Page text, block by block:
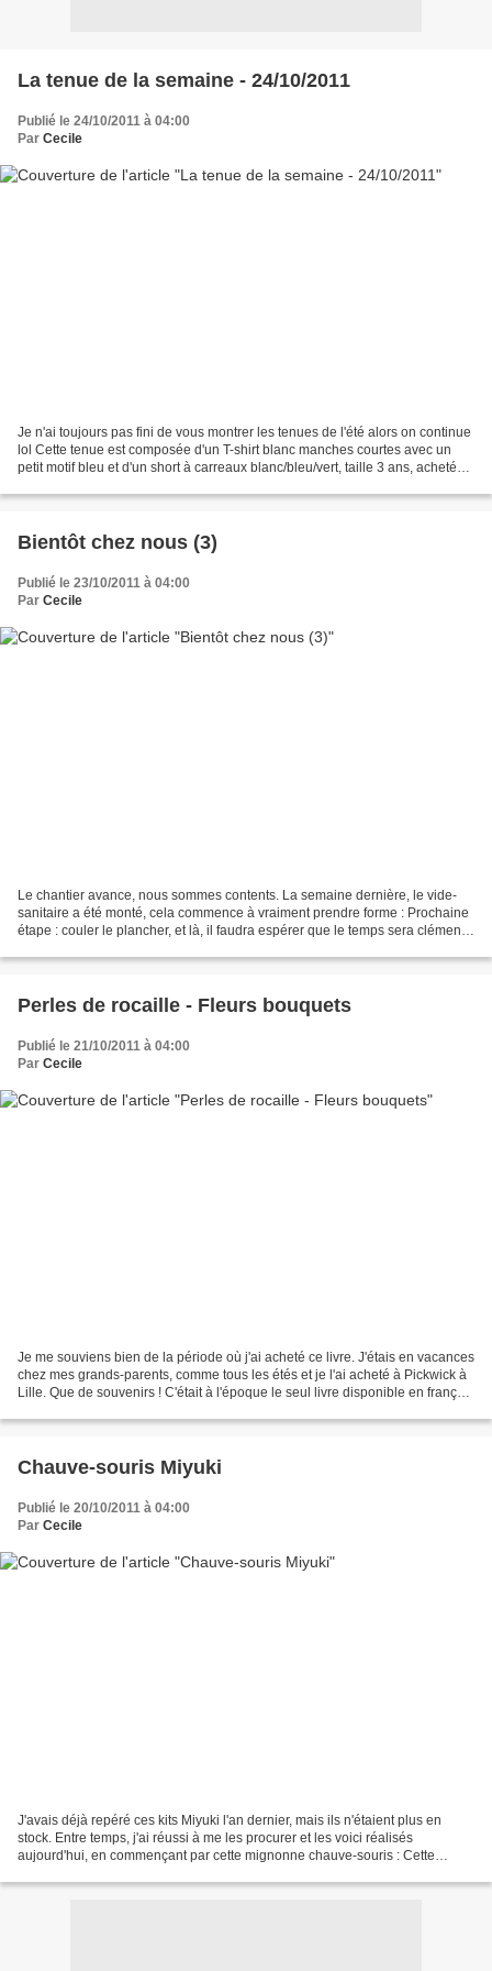
La tenue de la semaine - 24/10/2011
Publié le 24/10/2011 à 04:00
Par Cecile
Je n'ai toujours pas fini de vous montrer les tenues de l'été alors on continue
lol Cette tenue est composée d'un T-shirt blanc manches courtes avec un
petit motif bleu et d'un short à carreaux blanc/bleu/vert, taille 3 ans, acheté
Bientôt chez nous (3)
Publié le 23/10/2011 à 04:00
Par Cecile
Le chantier avance, nous sommes contents. La semaine dernière, le vide-
sanitaire a été monté, cela commence à vraiment prendre forme : Prochaine
étape : couler le plancher, et là, il faudra espérer que le temps sera clément
Perles de rocaille - Fleurs bouquets
Publié le 21/10/2011 à 04:00
Par Cecile
Je me souviens bien de la période où j'ai acheté ce livre. J'étais en vacances
chez mes grands-parents, comme tous les étés et je l'ai acheté à Pickwick à
Lille. Que de souvenirs ! C'était à l'époque le seul livre disponible en français
Chauve-souris Miyuki
Publié le 20/10/2011 à 04:00
Par Cecile
J'avais déjà repéré ces kits Miyuki l'an dernier, mais ils n'étaient plus en
stock. Entre temps, j'ai réussi à me les procurer et les voici réalisés
aujourd'hui, en commençant par cette mignonne chauve-souris : Cette